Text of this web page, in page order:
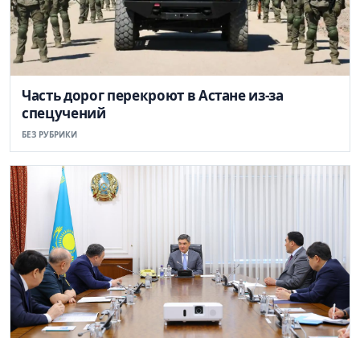
Часть дорог перекроют в Астане из-за
спецучений
БЕЗ РУБРИКИ